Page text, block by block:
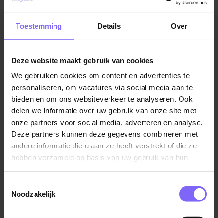
Toestemming Details Over
Deze website maakt gebruik van cookies
We gebruiken cookies om content en advertenties te
personaliseren, om vacatures via social media aan te
bieden en om ons websiteverkeer te analyseren. Ook
delen we informatie over uw gebruik van onze site met
onze partners voor social media, adverteren en analyse.
Deze partners kunnen deze gegevens combineren met
andere informatie die u aan ze heeft verstrekt of die ze
hebben verzameld op basis van uw gebruik van hun
Noodzakelijk
werken nauw samen met de dagopvang en de
verloopt. Binnen maken we gebruik van diverse
ruimtes in De Peddepoel, waaronder de gymzaal, en
ook buiten is er volop ruimte voor spel en avontuur,
voor elke leeftijd is er wat wils!
Samen zorgen we ervoor dat de kinderen het naar
hun zin hebben en met plezier komen. Tijdens de
schoolvakanties bieden we een speciaal
activiteitenprogramma met extra workshops, leuke
uitjes en verrassende thema’s, voor een
onvergetelijke vakantie bij Boefjesboot!
We zoeken collega’s die ook ‘Spring’ in zich hebben.
Als medewerker bij Spring kies je voor onze te gekke
organisatie en wij kiezen voor jou! De ultieme drive en